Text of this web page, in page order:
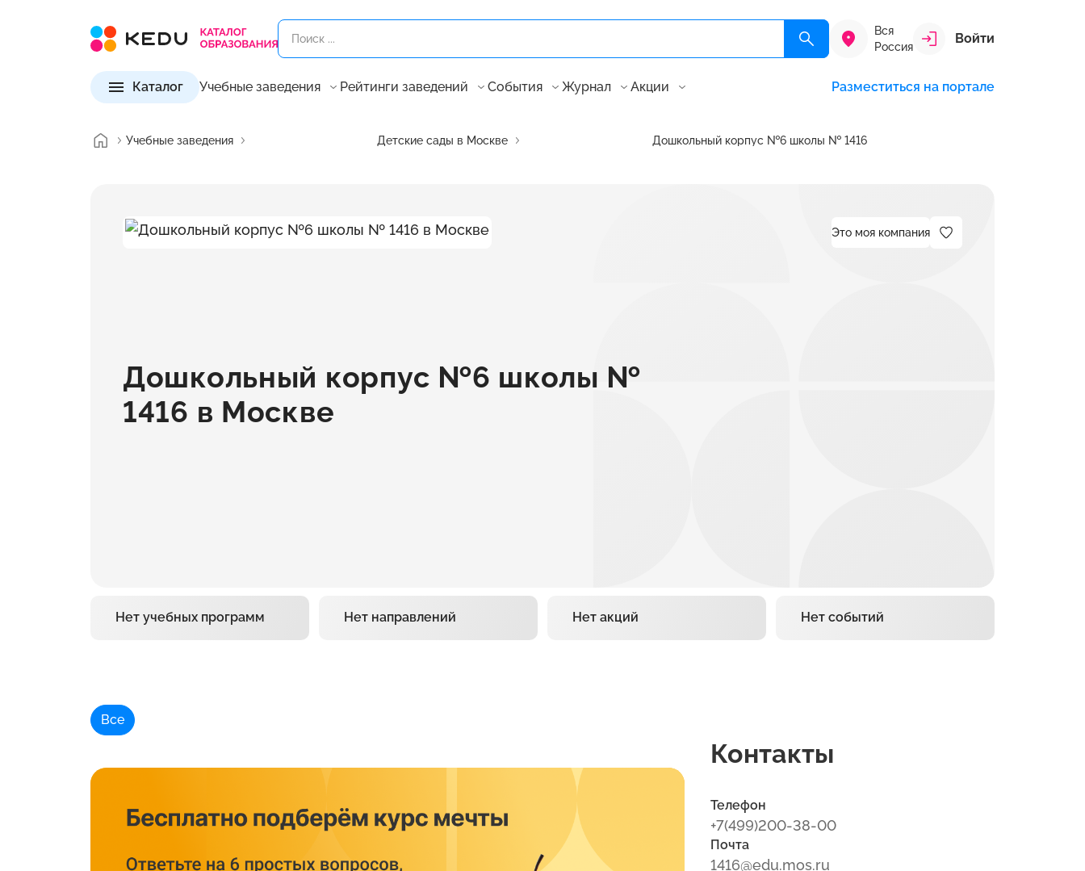
Вся
Россия
Войти
Каталог Учебные заведения Рейтинги заведений События Журнал Акции Разместиться на портале
Учебные заведения Детские сады в Москве Дошкольный корпус №6 школы № 1416
Это моя компания
Дошкольный корпус №6 школы №
1416 в Москве
Нет учебных программ Нет направлений Нет акций Нет событий
Все
Контакты
Телефон
+7(499)200-38-00
Почта
1416@edu.mos.ru